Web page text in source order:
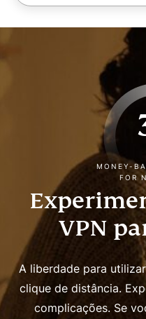
MONEY-
FOR
VPN
A liberdade para
clique de distância.
complicações. Se